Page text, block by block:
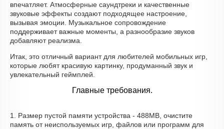
впечатляет. Атмосферные саундтреки и качественные
звуковые эффекты создают подходящее настроение,
вызывая эмоции. Музыкальное сопровождение
поддерживает важные моменты, а разнообразие звуков
добавляют реализма.
Итак, это отличный вариант для любителей мобильных игр,
которые любят красивую картинку, продуманный звук и
увлекательный геймплей.
Главные требования.
1. Размер пустой памяти устройства - 488MB, очистите
память от неиспользуемых игр, файлов или программ для